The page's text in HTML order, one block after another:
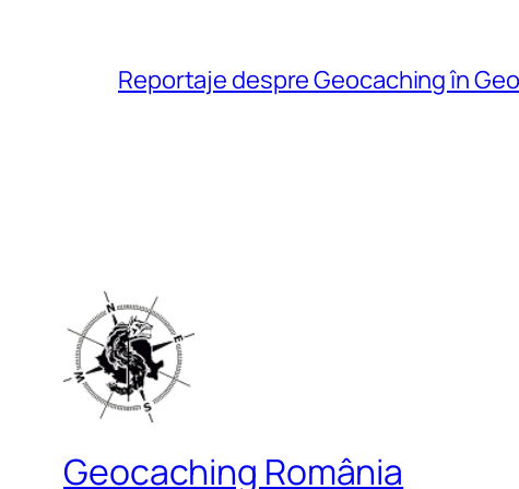
Reportaje despre Geocaching în
Geocaching România